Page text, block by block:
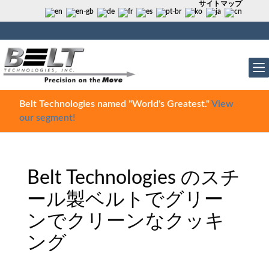
サイトマップ
Belt Technologies named "World's Greatest."View
our segment!
Belt Technologies のスチ
ール製ベルトでグリー
ンでクリーンなクッキ
ング